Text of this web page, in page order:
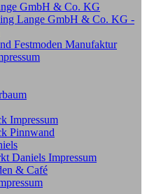
GmbH & Co. KG
Lange GmbH & Co. KG -
Festmoden Manufaktur
Impressum
Pinnwand
Daniels Impressum
& Café